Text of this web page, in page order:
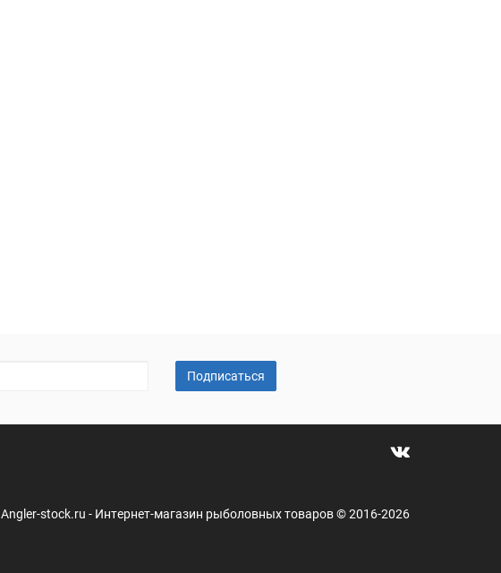
Подписаться
Angler-stock.ru - Интернет-магазин рыболовных товаров © 2016-2026